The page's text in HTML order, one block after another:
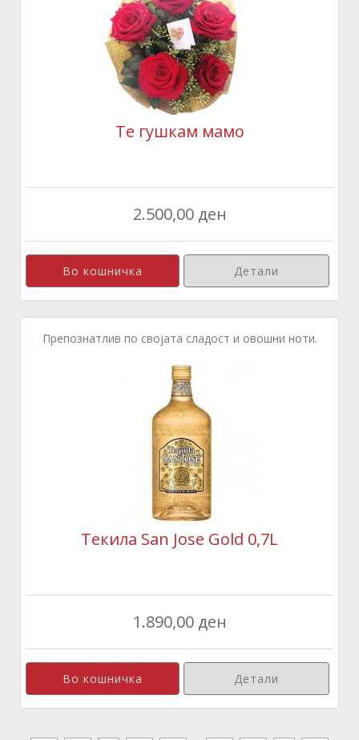
Те гушкам мамо
2.500,00 ден
Детали
Препознатлив по својата сладост и овошни ноти.
Текила San Jose Gold 0,7L
1.890,00 ден
Детали